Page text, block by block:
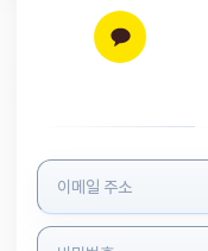
로그인 정보 입력